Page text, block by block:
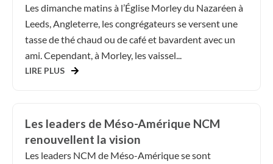
Les dimanche matins à l’Église Morley du Nazaréen à
Leeds, Angleterre, les congrégateurs se versent une
tasse de thé chaud ou de café et bavardent avec un
ami. Cependant, à Morley, les vaissel...
LIRE PLUS
Les leaders de Méso-Amérique NCM
renouvellent la vision
Les leaders NCM de Méso-Amérique se sont